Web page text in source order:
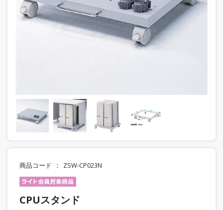
商品コード ZSW-CP023N
CPUスタンド